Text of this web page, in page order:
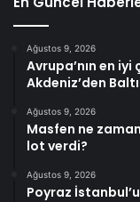
Ağustos 9, 2026
Avrupa’nın en
Akdeniz’den
Ağustos 9, 2026
Masfen ne
lot verdi?
Ağustos 9, 2026
Poyraz